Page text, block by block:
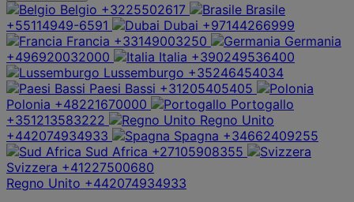
Belgio +3225502617
Brasile
+55114949-6591
Dubai +97144266999
Francia +33149003250
Germania
+496920032000
Italia +390249536400
Lussemburgo +35246454034
Paesi Bassi +31205405405
Polonia +48221670000
Portogallo
+351213583222
Regno Unito
+442074934933
Spagna +34662409255
Sud Africa +27105908355
Svizzera +41227500680
Regno Unito +442074934933